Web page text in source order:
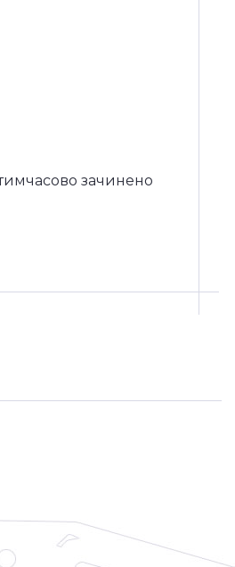
зачинено